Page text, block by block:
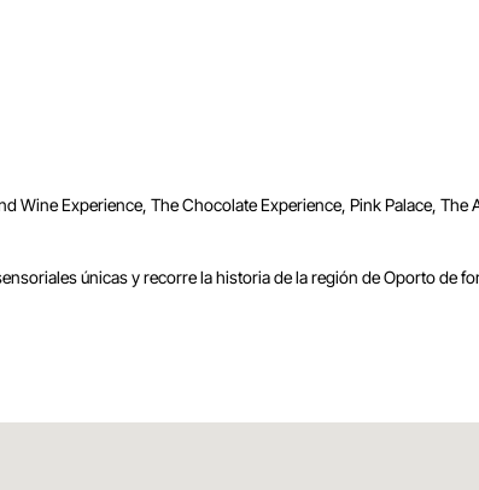
Experience, The Chocolate Experience, Pink Palace,
únicas y recorre la historia de la región de Oporto de